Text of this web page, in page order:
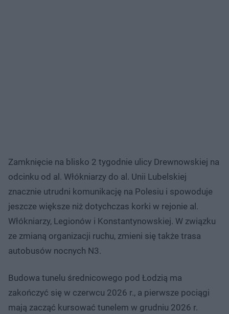
Zamknięcie na blisko 2 tygodnie ulicy Drewnowskiej na
odcinku od al. Włókniarzy do al. Unii Lubelskiej
znacznie utrudni komunikację na Polesiu i spowoduje
jeszcze większe niż dotychczas korki w rejonie al.
Włókniarzy, Legionów i Konstantynowskiej. W związku
ze zmianą organizacji ruchu, zmieni się także trasa
autobusów nocnych N3.
Budowa tunelu średnicowego pod Łodzią ma
zakończyć się w czerwcu 2026 r., a pierwsze pociągi
mają zacząć kursować tunelem w grudniu 2026 r.